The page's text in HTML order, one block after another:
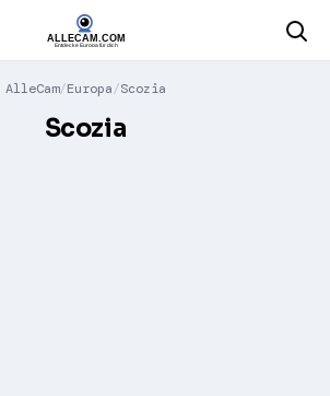
AlleCam Europa Scozia
Scozia